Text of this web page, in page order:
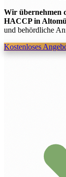
Wir übernehmen
HACCP in
und behördliche
Kostenloses